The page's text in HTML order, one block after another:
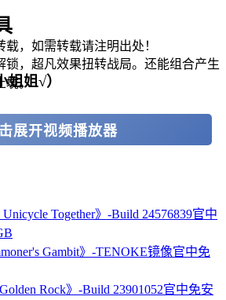
锁，超凡效果扭转战局。还能组合产生
境。
，如需转载请注明出处！
姐√）
展开视频播放器
Together》-Build 24576839官中
Gambit》-TENOKE镜像官中免
Rock》-Build 23901052官中免安